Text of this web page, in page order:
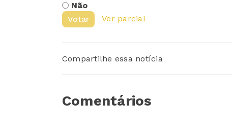
Não
Votar
Ver parcial
Compartilhe essa notícia
Comentários